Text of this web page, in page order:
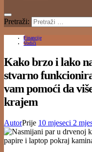
Pretraži:
Financije
Vodiči
Kako brzo i lako
stvarno
vam pomoći da
krajem
AutorPrije 10 mjeseci 2